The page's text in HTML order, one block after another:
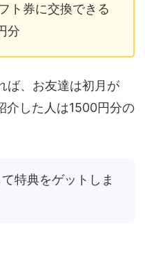
ト券に交換できる
分
ば、お友達は初月が
介した人は1500円分の
特典をゲットしま